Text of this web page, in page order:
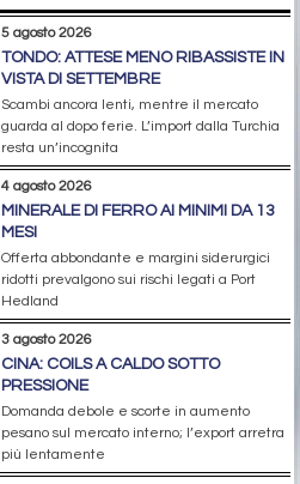
5 agosto 2026
TONDO: ATTESE MENO RIBASSISTE IN
VISTA DI SETTEMBRE
Scambi ancora lenti, mentre il mercato
guarda al dopo ferie. L’import dalla Turchia
resta un’incognita
4 agosto 2026
MINERALE DI FERRO AI MINIMI DA 13
MESI
Offerta abbondante e margini siderurgici
ridotti prevalgono sui rischi legati a Port
Hedland
3 agosto 2026
CINA: COILS A CALDO SOTTO
PRESSIONE
Domanda debole e scorte in aumento
pesano sul mercato interno; l’export arretra
più lentamente